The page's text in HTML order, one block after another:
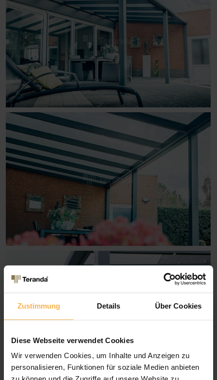
Zustimmung Details Über Cookies
Diese Webseite verwendet Cookies
Wir verwenden Cookies, um Inhalte und Anzeigen zu
personalisieren, Funktionen für soziale Medien anbieten